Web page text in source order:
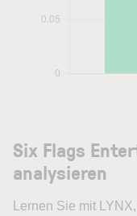
Six Flags
analysieren
Lernen Sie mit